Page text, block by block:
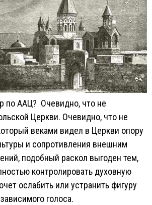
по ААЦ? Очевидно, что не
Церкви. Очевидно, что не
веками видел в Церкви опору
и сопротивления внешним
подобный раскол выгоден тем,
контролировать духовную
ослабить или устранить фигуру
голоса.